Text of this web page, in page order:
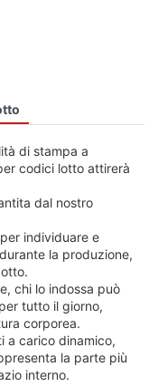
di stampa a
codici lotto attirerà
dal nostro
individuare e
la produzione,
chi lo indossa può
tutto il giorno,
corporea.
a carico dinamico,
la parte più
interno.